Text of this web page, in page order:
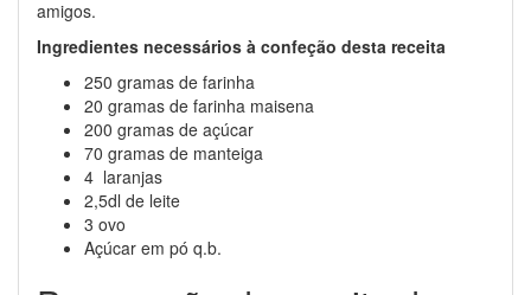
amigos.
Ingredientes necessários à confeção desta receita
250 gramas de farinha
20 gramas de farinha maisena
200 gramas de açúcar
70 gramas de manteiga
4 laranjas
2,5dl de leite
3 ovo
Açúcar em pó q.b.